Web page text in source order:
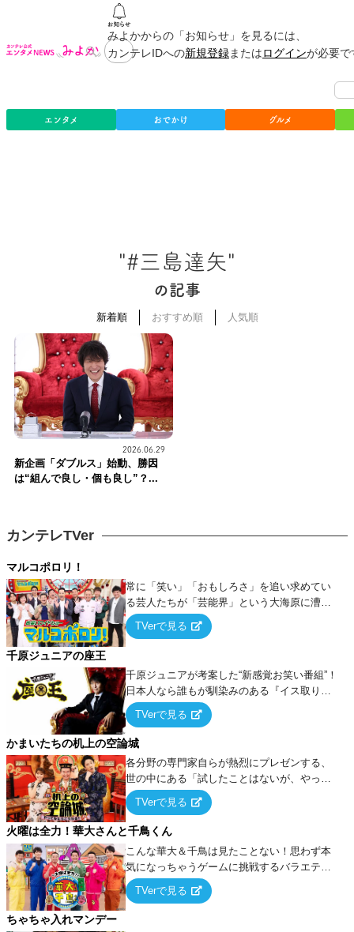
みよかからの「お知らせ」を見るには、
カンテレIDへの新規登録またはログインが必要
エンタメ おでかけ グルメ
"#三島達矢"
の記事
新着順 おすすめ順 人気順
2026.06.29
新企画「ダブルス」始動、勝因
は“組んで良し・個も良し”？...
カンテレTVer
マルコポロリ！
常に「笑い」「おもしろさ」を追い求めてい
る芸人たちが「芸能界」という大海原に漕ぎ
出でて、新たなオモシロ人間を発掘する！
TVerで見る
千原ジュニアの座王
千原ジュニアが考案した“新感覚お笑い番組”！
日本人なら誰もが馴染みのある『イス取りゲ
ーム』をベースに、大喜利・ギャグ・モノボ
ケ・歌…など様々なお題で芸人がショートネ
タを競い合う！
TVerで見る
かまいたちの机上の空論城
各分野の専門家自らが熱烈にプレゼンする、
世の中にある「試したことはないが、やって
みたらこうなる！…ハズ」という“机上の空
論”に若手芸人らがカラダを張って挑む！
TVerで見る
火曜は全力！華大さんと千鳥くん
こんな華大＆千鳥は見たことない！思わず本
気になっちゃうゲームに挑戦するバラエティ
ー！
TVerで見る
ちゃちゃ入れマンデー